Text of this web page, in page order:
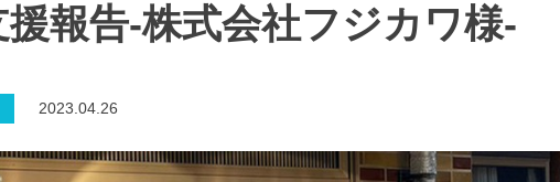
報告-株式会社フジカワ様-
2023.04.26